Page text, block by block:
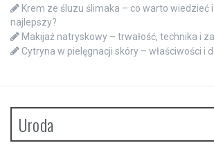
Krem ze śluzu ślimaka – co warto wiedzieć
najlepszy?
Makijaż natryskowy – trwałość, technika i
Cytryna w pielęgnacji skóry – właściwości i
Uroda